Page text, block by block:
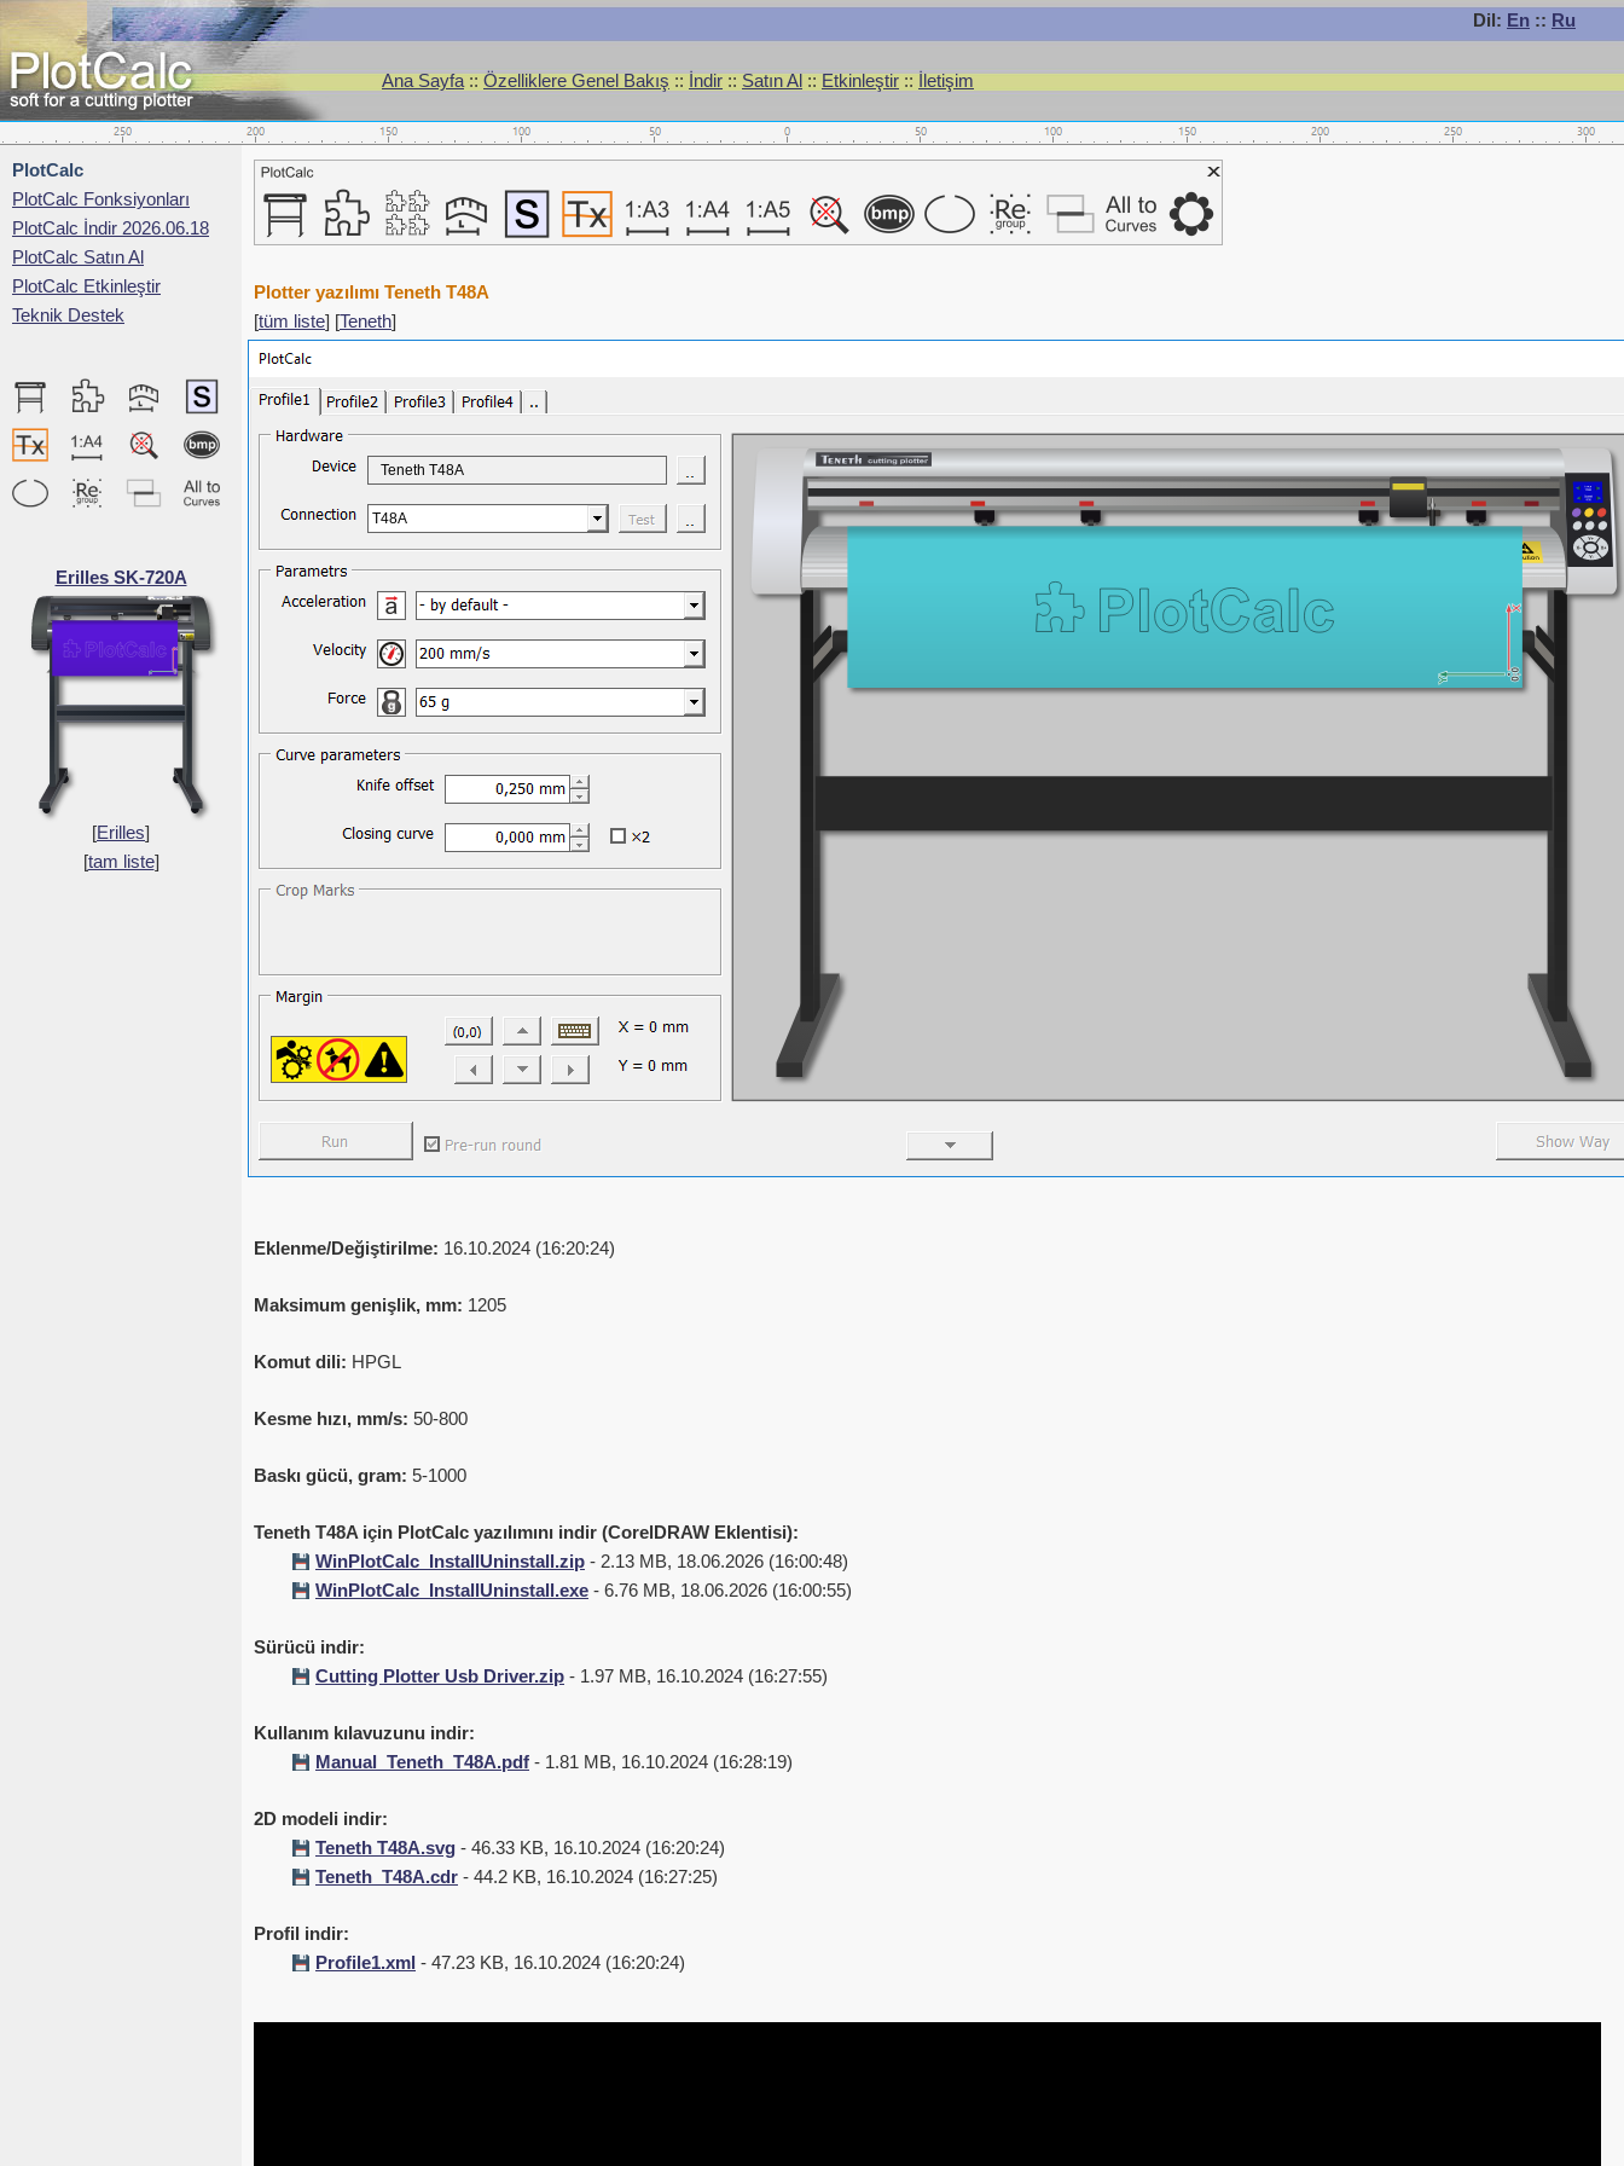
Dil: En :: Ru
Ana Sayfa::Özelliklere Genel Bakış::İndir::Satın Al::Etkinleştir::İletişim
PlotCalc
PlotCalc Fonksiyonları
PlotCalc İndir 2026.06.18
PlotCalc Satın Al
PlotCalc Etkinleştir
Teknik Destek
Erilles SK-720A
[Erilles]
[tam liste]
Plotter yazılımı Teneth T48A
[tüm liste] [Teneth]
Teneth T48A
T48A
Eklenme/Değiştirilme: 16.10.2024 (16:20:24)
Maksimum genişlik, mm: 1205
Komut dili: HPGL
Kesme hızı, mm/s: 50-800
Baskı gücü, gram: 5-1000
Teneth T48A için PlotCalc yazılımını indir (CorelDRAW Eklentisi):
WinPlotCalc_InstallUninstall.zip - 2.13 MB, 18.06.2026 (16:00:48)
WinPlotCalc_InstallUninstall.exe - 6.76 MB, 18.06.2026 (16:00:55)
Sürücü indir:
Cutting Plotter Usb Driver.zip - 1.97 MB, 16.10.2024 (16:27:55)
Kullanım kılavuzunu indir:
Manual_Teneth_T48A.pdf - 1.81 MB, 16.10.2024 (16:28:19)
2D modeli indir:
Teneth T48A.svg - 46.33 KB, 16.10.2024 (16:20:24)
Teneth_T48A.cdr - 44.2 KB, 16.10.2024 (16:27:25)
Profil indir:
Profile1.xml - 47.23 KB, 16.10.2024 (16:20:24)